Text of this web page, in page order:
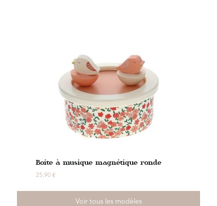
Boite à musique magnétique ronde
25,90 €
Voir tous les modèles